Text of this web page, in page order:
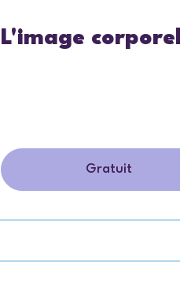
L'image
Gratuit